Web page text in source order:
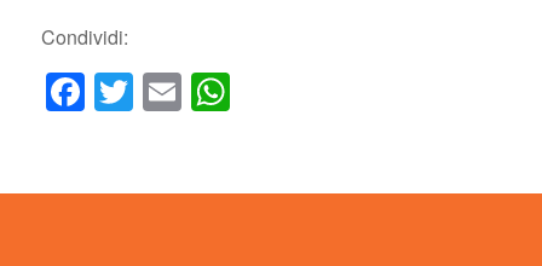
Condividi:
Facebook
Twitter
EmailWhatsApp